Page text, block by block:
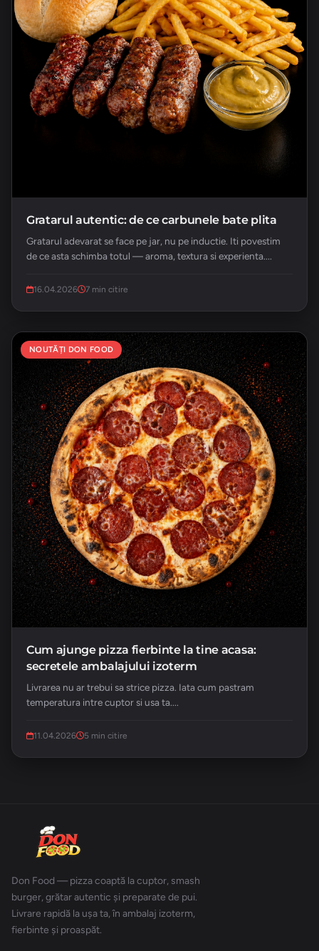
Gratarul autentic: de ce carbunele bate plita
Gratarul adevarat se face pe jar, nu pe inductie. Iti povestim
de ce asta schimba totul — aroma, textura si experienta....
16.04.2026 7 min citire
NOUTĂȚI DON FOOD
Cum ajunge pizza fierbinte la tine acasa:
secretele ambalajului izoterm
Livrarea nu ar trebui sa strice pizza. Iata cum pastram
temperatura intre cuptor si usa ta....
11.04.2026 5 min citire
Don Food — pizza coaptă la cuptor, smash
burger, grătar autentic și preparate de pui.
Livrare rapidă la ușa ta, în ambalaj izoterm,
fierbinte și proaspăt.